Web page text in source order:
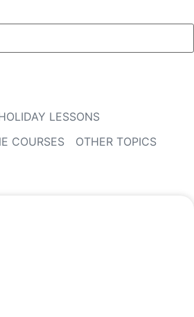
LESSONS
COURSES
OTHER TOPICS